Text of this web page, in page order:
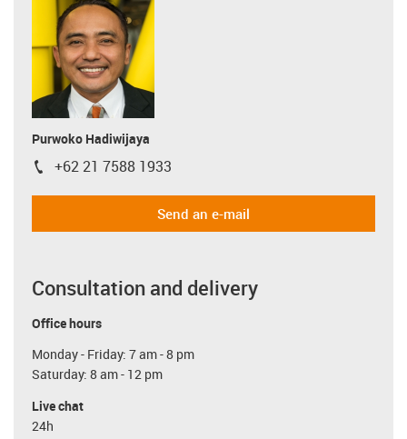
Purwoko Hadiwijaya
igus-icon-phone
+62 21 7588 1933
Send an e-mail
Consultation and delivery
Office hours
Monday - Friday: 7 am - 8 pm
Saturday: 8 am - 12 pm
Live chat
24h